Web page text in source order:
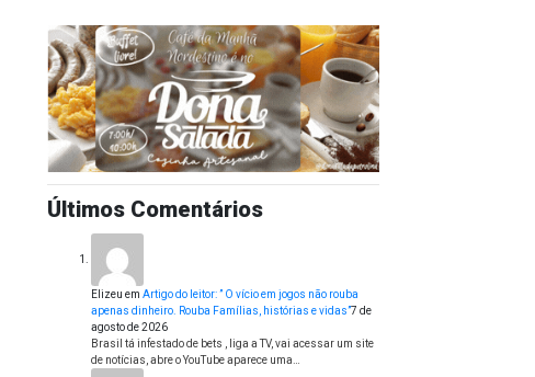
Últimos Comentários
Elizeu em Artigo do leitor: ” O vício em jogos não rouba
apenas dinheiro. Rouba Famílias, histórias e vidas”7 de
agosto de 2026
Brasil tá infestado de bets , liga a TV, vai acessar um site
de notícias, abre o YouTube aparece uma…